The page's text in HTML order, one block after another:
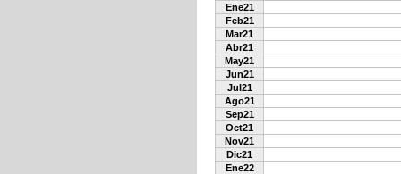
Ene21
Feb21
Mar21
Abr21
May21
Jun21
Jul21
Ago21
Sep21
Oct21
Nov21
Dic21
Ene22